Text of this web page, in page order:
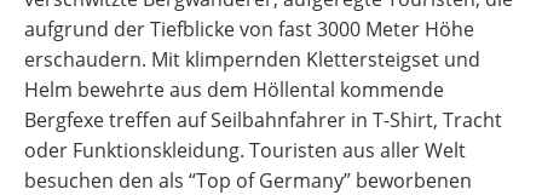
aufgrund der Tiefblicke von fast 3000 Meter Höhe
erschaudern. Mit klimpernden Klettersteigset und
Helm bewehrte aus dem Höllental kommende
Bergfexe treffen auf Seilbahnfahrer in T-Shirt, Tracht
oder Funktionskleidung. Touristen aus aller Welt
besuchen den als “Top of Germany” beworbenen